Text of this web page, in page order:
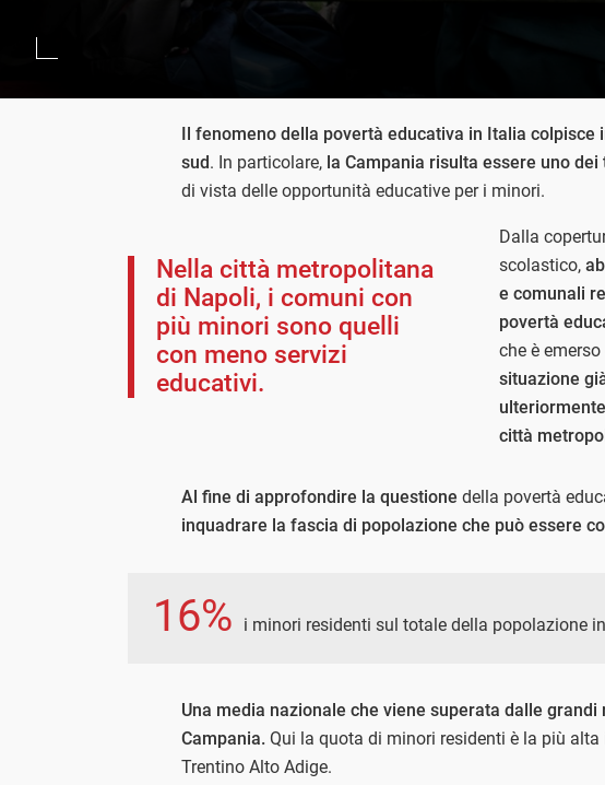
Il fenomeno della povertà educativa in Italia colpisce
sud. In particolare, la Campania risulta essere uno
di vista delle opportunità educative per i minori.
Nella città metropolitana
di Napoli, i comuni con
più minori sono quelli
con meno servizi
educativi.
Dalla
scolastico,
e comunali
povertà
che è
situazione
città
Al fine di approfondire la questione della povertà
inquadrare la fascia di popolazione che può essere
16% i minori residenti sul totale della popolazione
Una media nazionale che viene superata dalle grandi
Campania. Qui la quota di minori residenti è la più
Trentino Alto Adige.